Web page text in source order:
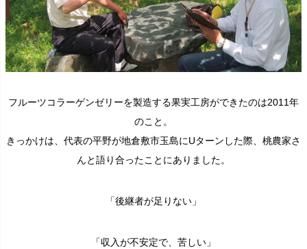
フルーツコラーゲンゼリーを製造する果実工房ができたのは2011年
のこと。
きっかけは、代表の平野が地倉敷市玉島にUターンした際、桃農家さ
んと語り合ったことにありました。
「後継者が足りない」
「収入が不安定で、苦しい」